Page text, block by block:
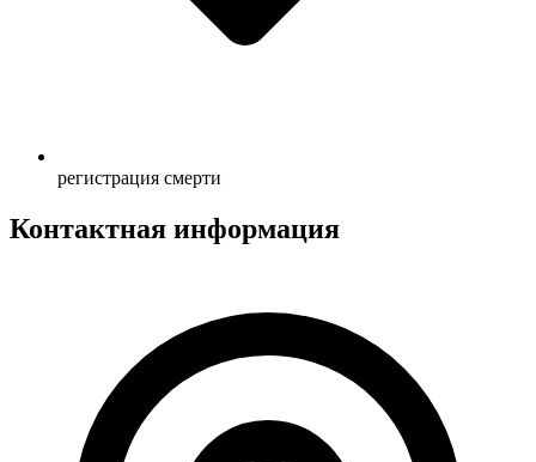
регистрация смерти
Контактная информация